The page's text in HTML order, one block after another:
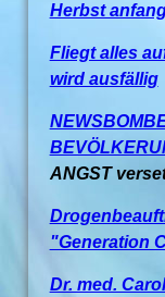
Herbst
Fliegt alles
wird ausfällig
ANGST
"Generation
Dr. med.